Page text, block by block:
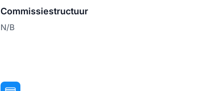
Commissiestructuur
N/B